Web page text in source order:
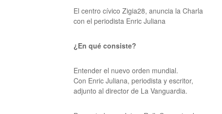
El centro cívico Zigia28, anuncia la Charla
con el periodista Enric Juliana
¿En qué consiste?
Entender el nuevo orden mundial.
Con Enric Juliana, periodista y escritor,
adjunto al director de La Vanguardia.